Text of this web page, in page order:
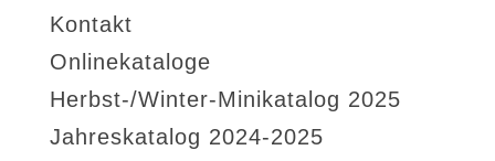
Kontakt
Onlinekataloge
Herbst-/Winter-Minikatalog 2025
Jahreskatalog 2024-2025